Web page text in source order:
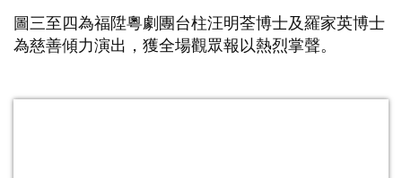
圖三至四為福陞粵劇團台柱汪明荃博士及羅家英博士
為慈善傾力演出，獲全場觀眾報以熱烈掌聲。